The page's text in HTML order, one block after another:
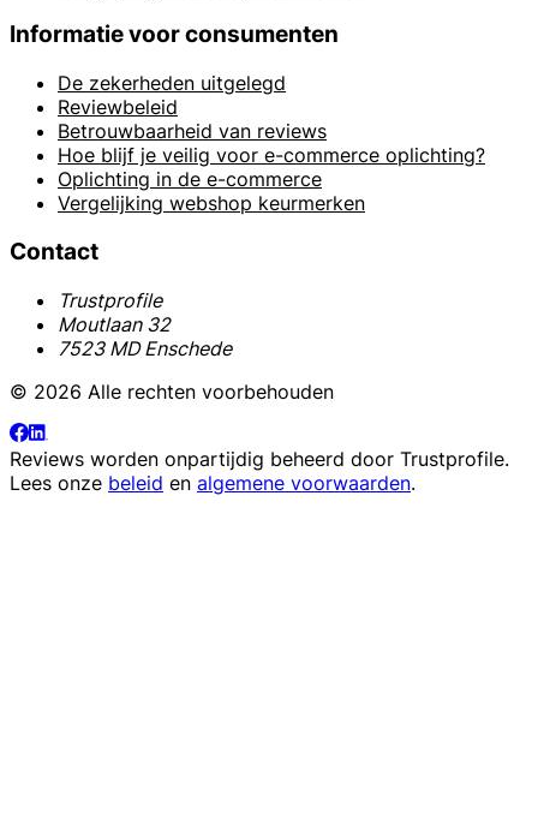
Informatie voor consumenten
De zekerheden uitgelegd
Reviewbeleid
Betrouwbaarheid van reviews
Hoe blijf je veilig voor e-commerce oplichting?
Oplichting in de e-commerce
Vergelijking webshop keurmerken
Contact
Trustprofile
Moutlaan 32
7523 MD Enschede
© 2026 Alle rechten voorbehouden
Reviews worden onpartijdig beheerd door Trustprofile.
Lees onze beleid en algemene voorwaarden.